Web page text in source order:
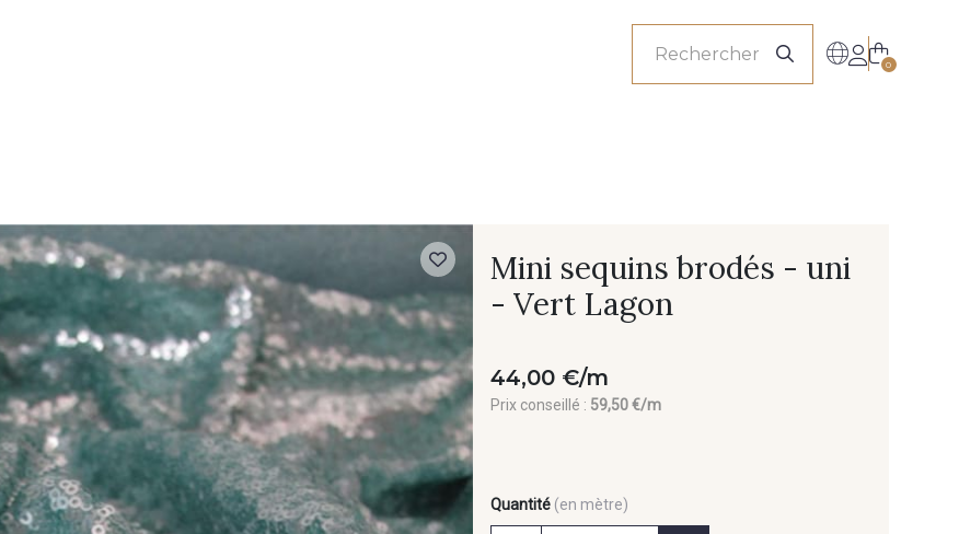
0
Mini sequins brodés - uni
- Vert Lagon
44,00 €/m
Prix conseillé : 59,50 €/m
Quantité (en mètre)